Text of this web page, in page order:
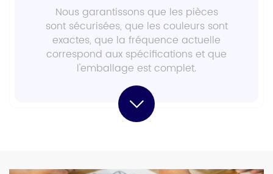
Nous garantissons que les pièces
sont sécurisées, que les couleurs sont
exactes, que la fréquence actuelle
correspond aux spécifications et que
l'emballage est complet.